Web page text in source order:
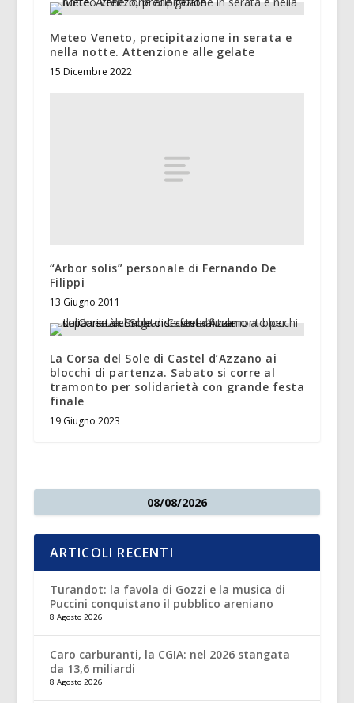
Meteo Veneto, precipitazione in serata e
nella notte. Attenzione alle gelate
15 Dicembre 2022
“Arbor solis” personale di Fernando De
Filippi
13 Giugno 2011
La Corsa del Sole di Castel d’Azzano ai
blocchi di partenza. Sabato si corre al
tramonto per solidarietà con grande festa
finale
19 Giugno 2023
08/08/2026
ARTICOLI RECENTI
Turandot: la favola di Gozzi e la musica di
Puccini conquistano il pubblico areniano
8 Agosto 2026
Caro carburanti, la CGIA: nel 2026 stangata
da 13,6 miliardi
8 Agosto 2026